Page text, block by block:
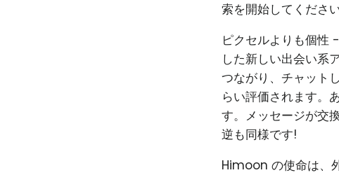
索を開始してくださ
ピクセルよりも個性
した新しい出会い系
つながり、チャット
らい評価されます。
す。メッセージが交
逆も同様です!
Himoon の使命は、